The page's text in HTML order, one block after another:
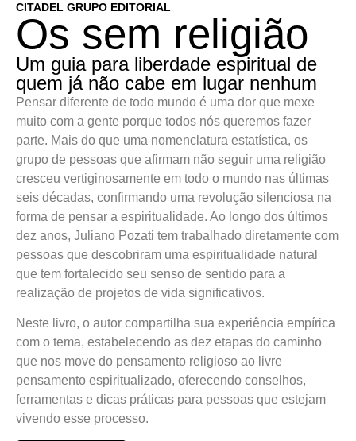
CITADEL GRUPO EDITORIAL
Os sem religião
Um guia para liberdade espiritual de
quem já não cabe em lugar nenhum
Pensar diferente de todo mundo é uma dor que mexe
muito com a gente porque todos nós queremos fazer
parte. Mais do que uma nomenclatura estatística, os
grupo de pessoas que afirmam não seguir uma religião
cresceu vertiginosamente em todo o mundo nas últimas
seis décadas, confirmando uma revolução silenciosa na
forma de pensar a espiritualidade. Ao longo dos últimos
dez anos, Juliano Pozati tem trabalhado diretamente com
pessoas que descobriram uma espiritualidade natural
que tem fortalecido seu senso de sentido para a
realização de projetos de vida significativos.
Neste livro, o autor compartilha sua experiência empírica
com o tema, estabelecendo as dez etapas do caminho
que nos move do pensamento religioso ao livre
pensamento espiritualizado, oferecendo conselhos,
ferramentas e dicas práticas para pessoas que estejam
vivendo esse processo.